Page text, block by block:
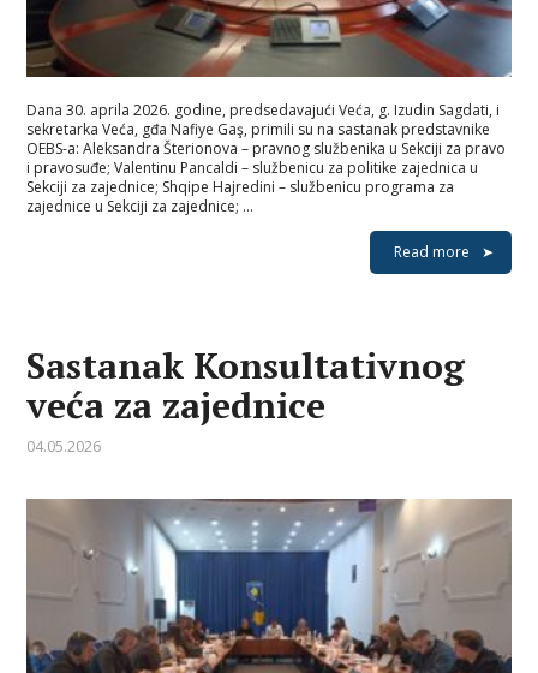
Dana 30. aprila 2026. godine, predsedavajući Veća, g. Izudin Sagdati, i
sekretarka Veća, gđa Nafiye Gaş, primili su na sastanak predstavnike
OEBS-a: Aleksandra Šterionova – pravnog službenika u Sekciji za pravo
i pravosuđe; Valentinu Pancaldi – službenicu za politike zajednica u
Sekciji za zajednice; Shqipe Hajredini – službenicu programa za
zajednice u Sekciji za zajednice; …
Read more
Sastanak Konsultativnog
veća za zajednice
04.05.2026